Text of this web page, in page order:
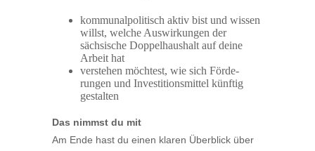
kommu­nal­po­li­tisch aktiv bist und wissen
willst, welche Auswir­kungen der
sächsische Doppel­haushalt auf deine
Arbeit hat
verstehen möchtest, wie sich Förde­
rungen und Investi­ti­ons­mittel künftig
gestalten
Das nimmst du mit
Am Ende hast du einen klaren Überblick über